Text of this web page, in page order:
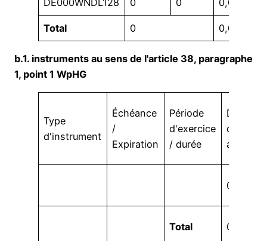
DE000WNDL128 0 0 0,00 %
Total 0 0,00 %
b.1. instruments au sens de l'article 38, paragraphe
1, point 1 WpHG
Type
d'instrument
Échéance
/
Expiration
Période
d'exercice
/ durée
Droits
de vote
absolus
0
Total 0